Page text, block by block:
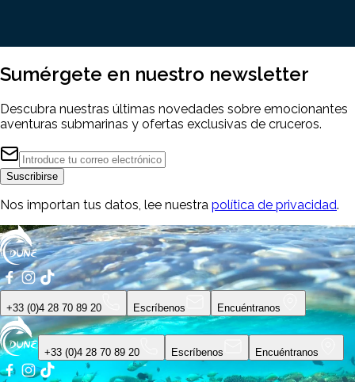
Sumérgete en nuestro newsletter
Descubra nuestras últimas novedades sobre emocionantes
aventuras submarinas y ofertas exclusivas de cruceros.
Suscribirse
Nos importan tus datos, lee nuestra política de privacidad.
+33 (0)4 28 70 89 20 Escríbenos Encuéntranos
+33 (0)4 28 70 89 20 Escríbenos Encuéntranos